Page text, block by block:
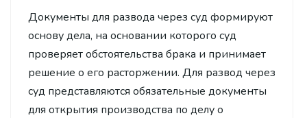
Документы для развода через суд формируют
основу дела, на основании которого суд
проверяет обстоятельства брака и принимает
решение о его расторжении. Для развод через
суд представляются обязательные документы
для открытия производства по делу о